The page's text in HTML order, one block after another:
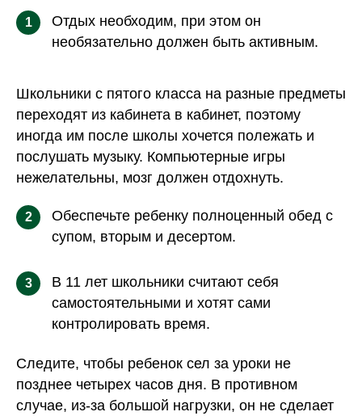
1
Отдых необходим, при этом он
необязательно должен быть активным.
Школьники с пятого класса на разные предметы
переходят из кабинета в кабинет, поэтому
иногда им после школы хочется полежать и
послушать музыку. Компьютерные игры
нежелательны, мозг должен отдохнуть.
2
Обеспечьте ребенку полноценный обед с
супом, вторым и десертом.
3
В 11 лет школьники считают себя
самостоятельными и хотят сами
контролировать время.
Следите, чтобы ребенок сел за уроки не
позднее четырех часов дня. В противном
случае, из-за большой нагрузки, он не сделает